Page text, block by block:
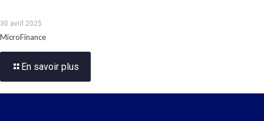
30 avril 2025
MicroFinance
En savoir plus